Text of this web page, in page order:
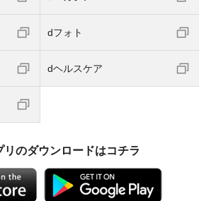
dフォト
dヘルスケア
のダウンロードはコチラ